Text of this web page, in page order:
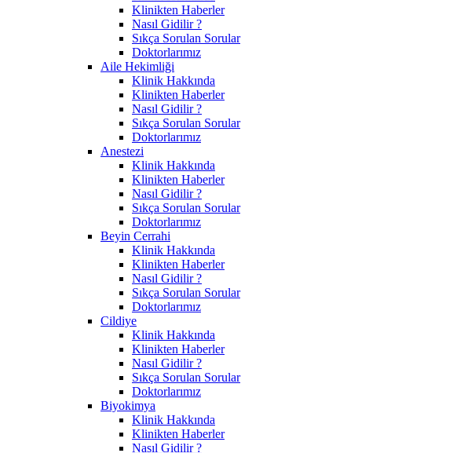
Klinikten Haberler
Nasıl Gidilir ?
Sıkça Sorulan Sorular
Doktorlarımız
Aile Hekimliği
Klinik Hakkında
Klinikten Haberler
Nasıl Gidilir ?
Sıkça Sorulan Sorular
Doktorlarımız
Anestezi
Klinik Hakkında
Klinikten Haberler
Nasıl Gidilir ?
Sıkça Sorulan Sorular
Doktorlarımız
Beyin Cerrahi
Klinik Hakkında
Klinikten Haberler
Nasıl Gidilir ?
Sıkça Sorulan Sorular
Doktorlarımız
Cildiye
Klinik Hakkında
Klinikten Haberler
Nasıl Gidilir ?
Sıkça Sorulan Sorular
Doktorlarımız
Biyokimya
Klinik Hakkında
Klinikten Haberler
Nasıl Gidilir ?